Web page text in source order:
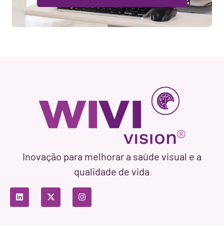
Inovação para melhorar a saúde visual e a
qualidade de vida